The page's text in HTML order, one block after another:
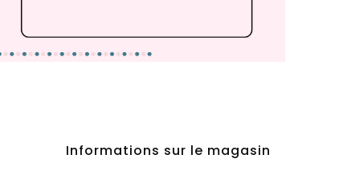
Informations sur le magasin